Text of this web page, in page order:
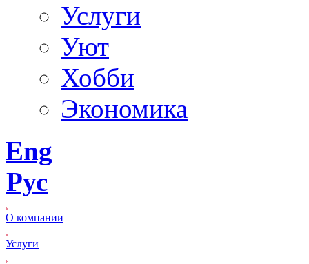
Услуги
Уют
Хобби
Экономика
Eng
Рус
О компании
Услуги